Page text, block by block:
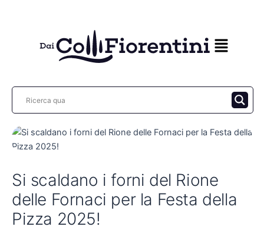
Si scaldano i forni del Rione
delle Fornaci per la Festa della
Pizza 2025!